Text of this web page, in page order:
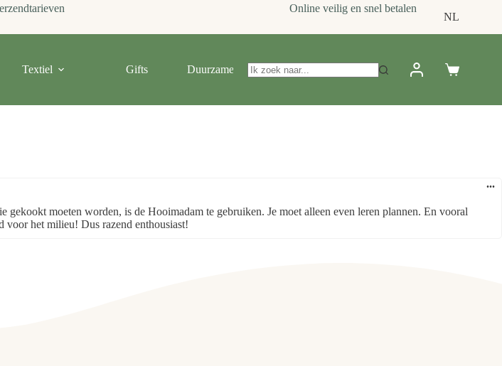
Online veilig en snel betalen
NL
Textiel Gifts Duurzame relatiegeschenken Over Ons Contact
moeten worden, is de Hooimadam te gebruiken. Je moet alleen even leren plannen. En vooral
voor het milieu! Dus razend enthousiast!
...